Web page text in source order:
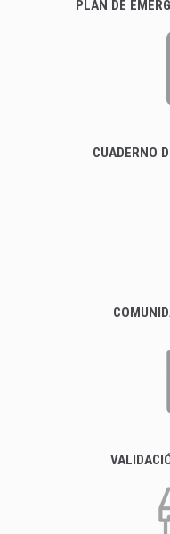
PLAN DE
CUADERNO